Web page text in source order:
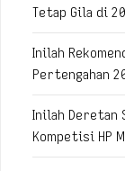
Tetap Gila di
Inilah
Pertengahan
Inilah Deretan
Kompetisi HP